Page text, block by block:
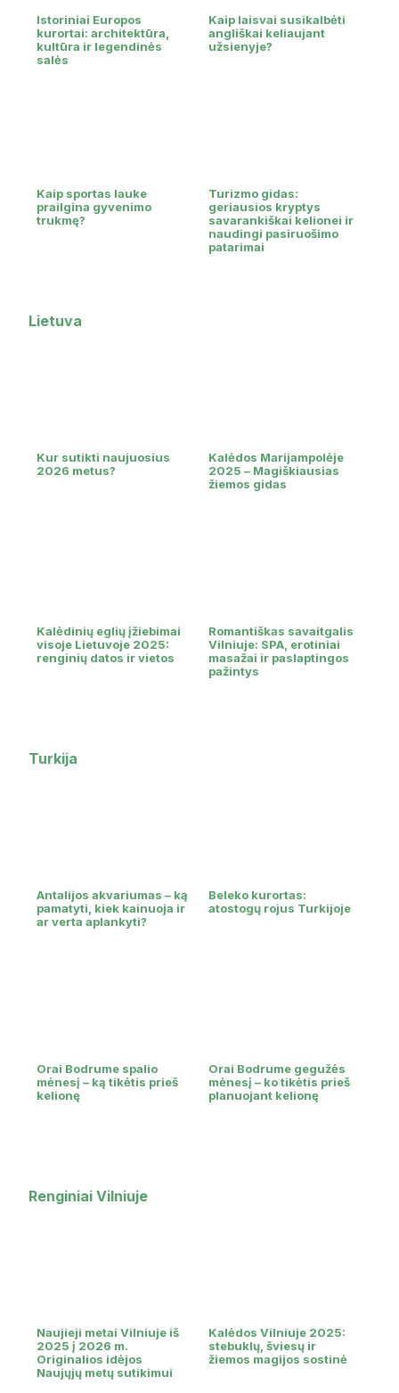
Istoriniai Europos
kurortai: architektūra,
kultūra ir legendinės
salės
Kaip laisvai susikalbėti
angliškai keliaujant
užsienyje?
Kaip sportas lauke
prailgina gyvenimo
trukmę?
Turizmo gidas:
geriausios kryptys
savarankiškai kelionei ir
naudingi pasiruošimo
patarimai
Lietuva
Kur sutikti naujuosius
2026 metus?
Kalėdos Marijampolėje
2025 – Magiškiausias
žiemos gidas
Kalėdinių eglių įžiebimai
visoje Lietuvoje 2025:
renginių datos ir vietos
Romantiškas savaitgalis
Vilniuje: SPA, erotiniai
masažai ir paslaptingos
pažintys
Turkija
Antalijos akvariumas – ką
pamatyti, kiek kainuoja ir
ar verta aplankyti?
Beleko kurortas:
atostogų rojus Turkijoje
Orai Bodrume spalio
mėnesį – ką tikėtis prieš
kelionę
Orai Bodrume gegužės
mėnesį – ko tikėtis prieš
planuojant kelionę
Renginiai Vilniuje
Naujieji metai Vilniuje iš
2025 į 2026 m.
Originalios idėjos
Naujųjų metų sutikimui
Kalėdos Vilniuje 2025:
stebuklų, šviesų ir
žiemos magijos sostinė